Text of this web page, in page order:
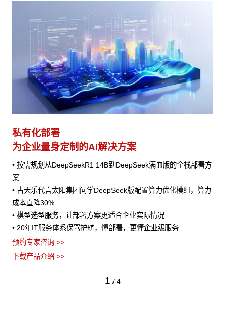
私有化部署
为企业量身定制的AI解决方案
• 按需规划从DeepSeekR1 14B到DeepSeek满血版的全栈部署方
案
• 古天乐代言太阳集团问学DeepSeek版配置算力优化模组，算力
成本直降30%
• 模型选型服务，让部署方案更适合企业实际情况
• 20年IT服务体系保驾护航，懂部署，更懂企业级服务
预约专家咨询 >>
下载产品介绍 >>
1 / 4